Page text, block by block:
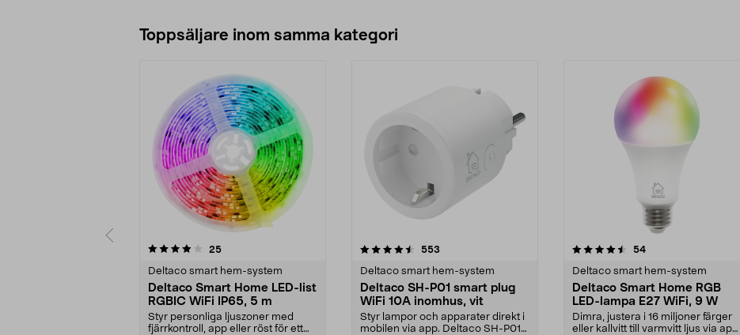
Toppsäljare inom samma kategori
25recensioner
Deltaco smart hem-system
Deltaco Smart Home LED-list
RGBIC WiFi IP65, 5 m
Styr personliga ljuszoner med
fjärrkontroll, app eller röst för ett
4.5 av 5 stjärnor 553
Deltaco smart hem-system
Deltaco SH-P01 smart plug
WiFi 10A inomhus, vit
Styr lampor och apparater direkt i
mobilen via app. Deltaco SH-P01
4.5 av 5 stjärnor 54recensioner
Deltaco smart hem-system
Deltaco Smart Home RGB
LED-lampa E27 WiFi, 9 W
Dimra, justera i 16 miljoner färger
eller kallvitt till varmvitt ljus via app.
4.5 av 5 stjärnor